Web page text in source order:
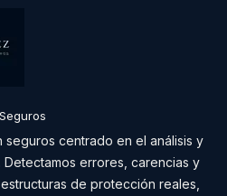
centrado en el análisis y
errores, carencias y
de protección reales,